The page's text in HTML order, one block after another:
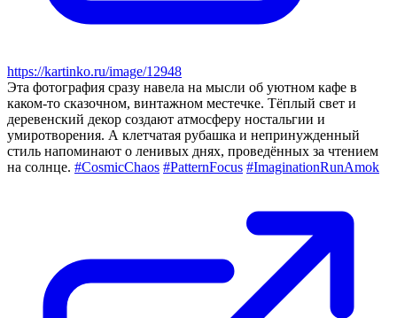
https://kartinko.ru/image/12948
Эта фотография сразу навела на мысли об уютном кафе в
каком-то сказочном, винтажном местечке. Тёплый свет и
деревенский декор создают атмосферу ностальгии и
умиротворения. А клетчатая рубашка и непринужденный
стиль напоминают о ленивых днях, проведённых за чтением
на солнце. #CosmicChaos #PatternFocus #ImaginationRunAmok